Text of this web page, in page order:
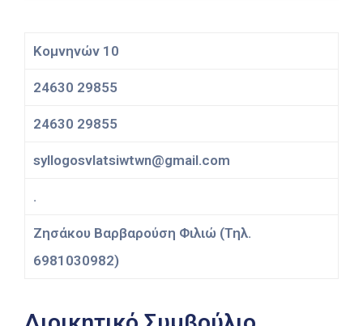
Κομνηνών 10
24630 29855
24630 29855
syllogosvlatsiwtwn@gmail.com
.
Ζησάκου Βαρβαρούση Φιλιώ (Τηλ.
6981030982)